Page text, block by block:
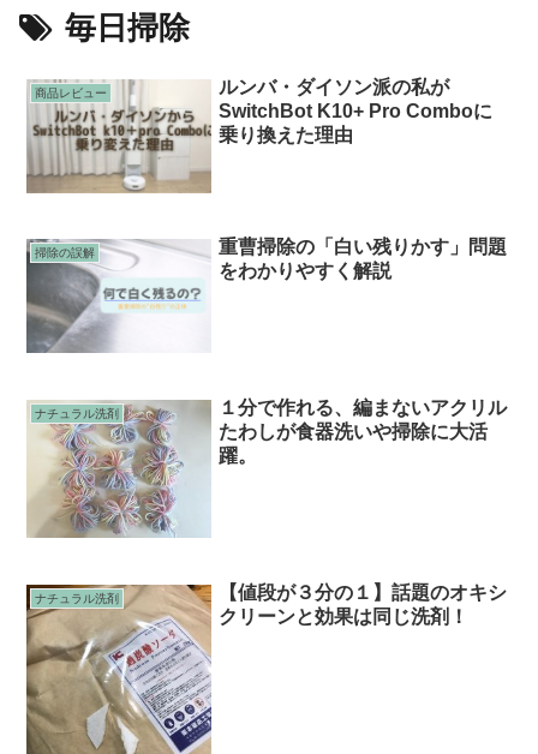
毎日掃除
商品レビュー
ルンバ・ダイソン派の私が
SwitchBot K10+ Pro Comboに
乗り換えた理由
掃除の誤解
重曹掃除の「白い残りかす」問題
をわかりやすく解説
ナチュラル洗剤
１分で作れる、編まないアクリル
たわしが食器洗いや掃除に大活
躍。
ナチュラル洗剤
【値段が３分の１】話題のオキシ
クリーンと効果は同じ洗剤！